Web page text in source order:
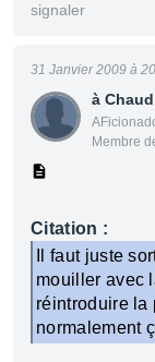
signaler
à Chaud
Membre
31 Janvier 2009 à
Citation :
Il faut juste
mouiller avec
réintroduire la
normalement